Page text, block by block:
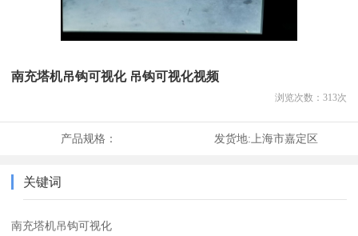
南充塔机吊钩可视化 吊钩可视化视频
浏览次数： 313次
产品规格： 发货地:上海市嘉定区
关键词
南充塔机吊钩可视化